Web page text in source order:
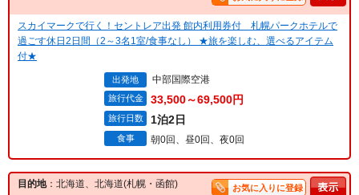
スカイマークで行く！セントレア出発 館内利用券付 札幌パークホテルで
過ごす休日2日間（2～3名1室/食事なし） ★旅を楽しむ、選べるアイテム
付★
出発地 中部国際空港
旅行代金 33,500～69,500円
旅行日数 1泊2日
食事 朝0回、昼0回、夜0回
目的地：北海道、北海道(札幌・函館) お気に入りに登録